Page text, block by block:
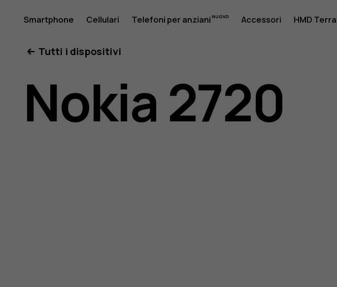
Manuale
d'uso
del
Smartphone Cellulari Telefoni per anziani Accessori HMD
Tutti i dispositivi
Nokia 2720